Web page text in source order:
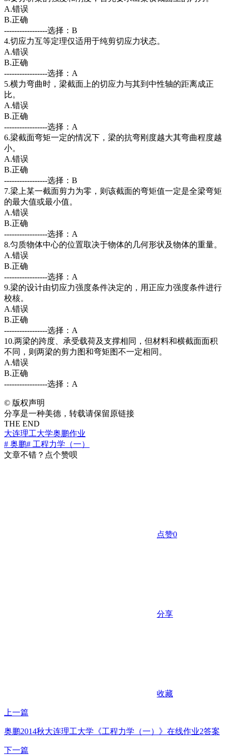
A.错误
B.正确
-----------------选择：B
4.切应力互等定理仅适用于纯剪切应力状态。
A.错误
B.正确
-----------------选择：A
5.横力弯曲时，梁截面上的切应力与其到中性轴的距离成正
比。
A.错误
B.正确
-----------------选择：A
6.梁截面弯矩一定的情况下，梁的抗弯刚度越大其弯曲程度越
小。
A.错误
B.正确
-----------------选择：B
7.梁上某一截面剪力为零，则该截面的弯矩值一定是全梁弯矩
的最大值或最小值。
A.错误
B.正确
-----------------选择：A
8.匀质物体中心的位置取决于物体的几何形状及物体的重量。
A.错误
B.正确
-----------------选择：A
9.梁的设计由切应力强度条件决定的，用正应力强度条件进行
校核。
A.错误
B.正确
-----------------选择：A
10.两梁的跨度、承受载荷及支撑相同，但材料和横截面面积
不同，则两梁的剪力图和弯矩图不一定相同。
A.错误
B.正确
-----------------选择：A
© 版权声明
分享是一种美德，转载请保留原链接
THE END
大连理工大学奥鹏作业
# 奥鹏# 工程力学（一）
文章不错？点个赞呗
点赞0
分享
收藏
上一篇
奥鹏2014秋大连理工大学《工程力学（一）》在线作业2答案
下一篇